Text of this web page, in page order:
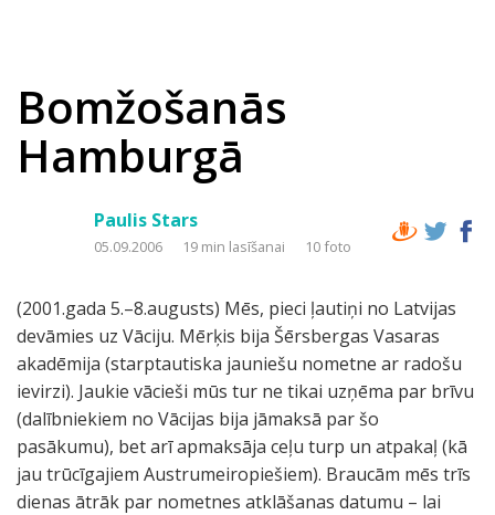
Bomžošanās
Hamburgā
Paulis Stars
05.09.2006 19 min lasīšanai 10 foto
(2001.gada 5.–8.augusts) Mēs, pieci ļautiņi no Latvijas
devāmies uz Vāciju. Mērķis bija Šērsbergas Vasaras
akadēmija (starptautiska jauniešu nometne ar radošu
ievirzi). Jaukie vācieši mūs tur ne tikai uzņēma par brīvu
(dalībniekiem no Vācijas bija jāmaksā par šo
pasākumu), bet arī apmaksāja ceļu turp un atpakaļ (kā
jau trūcīgajiem Austrumeiropiešiem). Braucām mēs trīs
dienas ātrāk par nometnes atklāšanas datumu – lai